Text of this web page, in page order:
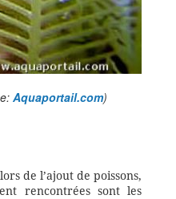
Aquaportail.com)
de l’ajout de poissons,
rencontrées sont les